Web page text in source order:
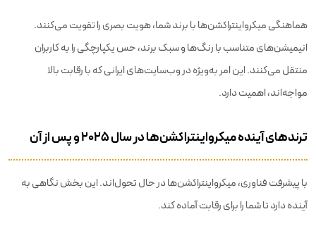
هماهنگی میکرواینتراکشن‌ها با برند شما، هویت بصری را تقویت می‌کنند.
انیمیشن‌های متناسب با رنگ‌ها و سبک برند، حس یکپارچگی را به کاربران
منتقل می‌کنند. این امر به‌ویژه در وب‌سایت‌های ایرانی که با رقابت بالا
مواجه‌اند، اهمیت دارد.
ترندهای آینده میکرواینتراکشن‌ها در سال ۲۰۲۵ و پس از آن
با پیشرفت فناوری، میکرواینتراکشن‌ها در حال تحول‌اند. این بخش نگاهی به
آینده دارد تا شما را برای رقابت آماده کند.